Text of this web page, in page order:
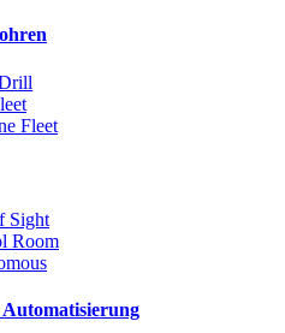
Fleet
Sight
Room